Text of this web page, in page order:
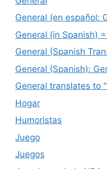
General (en español:
General (in Spanish)
General (Spanish
General (Spanish):
General translates to
Hogar
Humoristas
Juego
Juegos